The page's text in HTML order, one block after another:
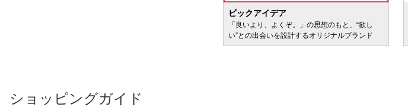
ビックアイデア
「良いより、よくぞ。」の思想のもと、“欲し
い”との出会いを設計するオリジナルブランド
ショッピングガイド